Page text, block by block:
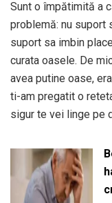
Sunt o împătimită a
problemă: nu suport
suport sa imbin
curata oasele. De
avea putine oase,
ti-am pregatit o
sigur te vei linge pe